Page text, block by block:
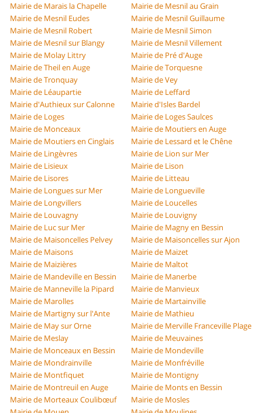
Mairie de Marais la Chapelle
Mairie de Mesnil au Grain
Mairie de Mesnil Eudes
Mairie de Mesnil Guillaume
Mairie de Mesnil Robert
Mairie de Mesnil Simon
Mairie de Mesnil sur Blangy
Mairie de Mesnil Villement
Mairie de Molay Littry
Mairie de Pré d'Auge
Mairie de Theil en Auge
Mairie de Torquesne
Mairie de Tronquay
Mairie de Vey
Mairie de Léaupartie
Mairie de Leffard
Mairie d'Authieux sur Calonne
Mairie d'Isles Bardel
Mairie de Loges
Mairie de Loges Saulces
Mairie de Monceaux
Mairie de Moutiers en Auge
Mairie de Moutiers en Cinglais
Mairie de Lessard et le Chêne
Mairie de Lingèvres
Mairie de Lion sur Mer
Mairie de Lisieux
Mairie de Lison
Mairie de Lisores
Mairie de Litteau
Mairie de Longues sur Mer
Mairie de Longueville
Mairie de Longvillers
Mairie de Loucelles
Mairie de Louvagny
Mairie de Louvigny
Mairie de Luc sur Mer
Mairie de Magny en Bessin
Mairie de Maisoncelles Pelvey
Mairie de Maisoncelles sur Ajon
Mairie de Maisons
Mairie de Maizet
Mairie de Maizières
Mairie de Maltot
Mairie de Mandeville en Bessin
Mairie de Manerbe
Mairie de Manneville la Pipard
Mairie de Manvieux
Mairie de Marolles
Mairie de Martainville
Mairie de Martigny sur l'Ante
Mairie de Mathieu
Mairie de May sur Orne
Mairie de Merville Franceville Plage
Mairie de Meslay
Mairie de Meuvaines
Mairie de Monceaux en Bessin
Mairie de Mondeville
Mairie de Mondrainville
Mairie de Monfréville
Mairie de Montfiquet
Mairie de Montigny
Mairie de Montreuil en Auge
Mairie de Monts en Bessin
Mairie de Morteaux Coulibœuf
Mairie de Mosles